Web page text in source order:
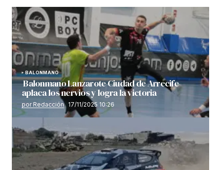
BALONMANO
Balonmano Lanzarote Ciudad de Arrecife
aplaca los nervios y logra la victoria
por Redacción 17/11/2025 10:26